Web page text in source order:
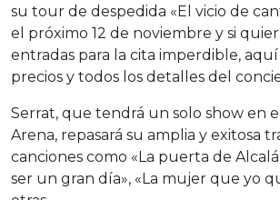
su tour de despedida «El vicio de
el próximo 12 de noviembre y si
entradas para la cita imperdible,
precios y todos los detalles del
Serrat, que tendrá un solo show en
Arena, repasará su amplia y exitosa
canciones como «La puerta de
ser un gran día», «La mujer que yo